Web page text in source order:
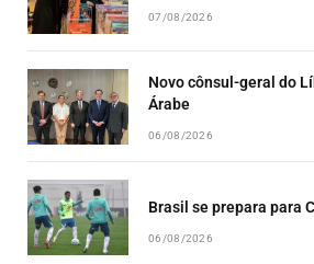
07/08/2026
Novo cônsul-geral do
Árabe
06/08/2026
Brasil se prepara para
06/08/2026